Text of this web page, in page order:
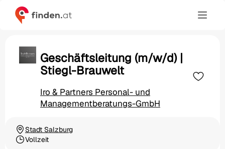
Geschäftsleitung (m/w/d) |
Stiegl-Brauwelt
Iro & Partners Personal- und
Managementberatungs-GmbH
Ortschaft
Stadt Salzburg
Beschäftigungsart
Vollzeit